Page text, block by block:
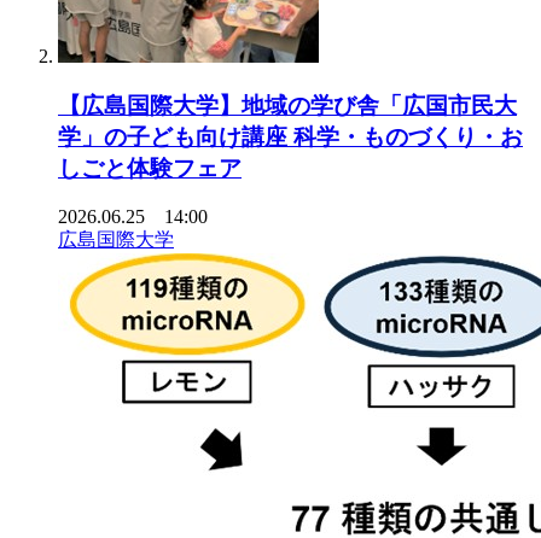
【広島国際大学】地域の学び舎「広国市民大
学」の子ども向け講座 科学・ものづくり・お
しごと体験フェア
2026.06.25 14:00
広島国際大学